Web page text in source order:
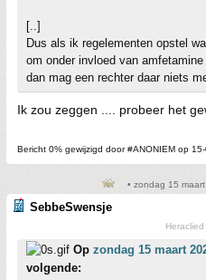
[..]
Dus als ik regelementen opstel
om onder invloed van
dan mag een rechter daar niets
Ik zou zeggen .... probeer het
Bericht 0% gewijzigd door #ANONIEM op
• zondag 15
SebbeSwensje
Op zondag 15 maart
volgende: